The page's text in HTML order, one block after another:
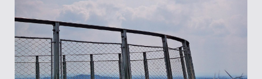
Mein Konto
Shop